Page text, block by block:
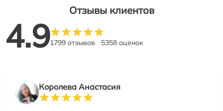
Отзывы клиентов
4.91799 отзывов 5358 оценок
Королева Анастасия